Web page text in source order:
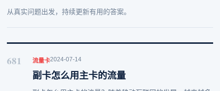
从真实问题出发，持续更新有用的答案。
681 流量卡2024-07-14
副卡怎么用主卡的流量